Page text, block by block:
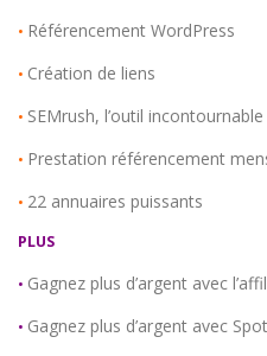
• Référencement WordPress
• Création de liens
• SEMrush, l’outil incontournable
• Prestation référencement
• 22 annuaires puissants
PLUS
• Gagnez plus d’argent avec
• Gagnez plus d’argent avec